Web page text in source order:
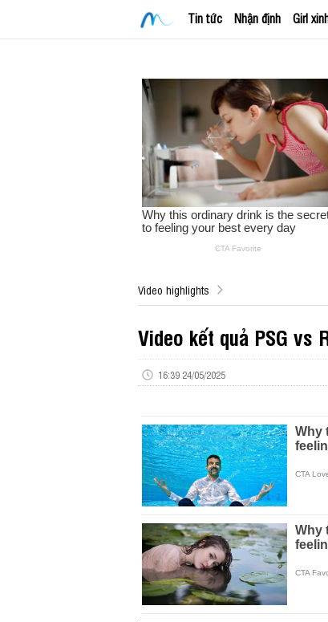
Tin tức Nhận định Girl
Video highlights
Video kết quả PSG vs
16:39 24/05/2025